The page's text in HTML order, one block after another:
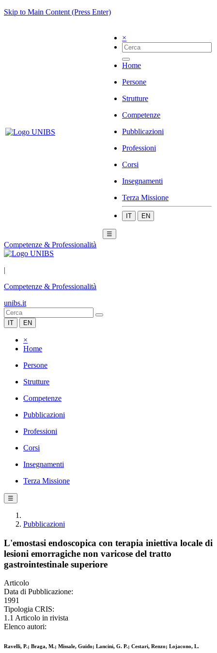
Skip to Main Content (Press Enter)
×
Home
Persone
Strutture
Competenze
Pubblicazioni
Professioni
Corsi
Insegnamenti
Terza Missione
IT EN
☰
Competenze & Professionalità
|
Competenze & Professionalità
unibs.it
IT EN
×
Home
Persone
Strutture
Competenze
Pubblicazioni
Professioni
Corsi
Insegnamenti
Terza Missione
☰
Pubblicazioni
L'emostasi endoscopica con terapia iniettiva locale di
lesioni emorragiche non varicose del tratto
gastrointestinale superiore
Articolo
Data di Pubblicazione:
1991
Tipologia CRIS:
1.1 Articolo in rivista
Elenco autori:
Ravelli, P.; Braga, M.; Missale, Guido; Lancini, G. P.; Cestari, Renzo; Lojacono, L.